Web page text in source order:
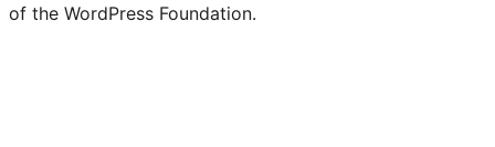
of the WordPress Foundation.